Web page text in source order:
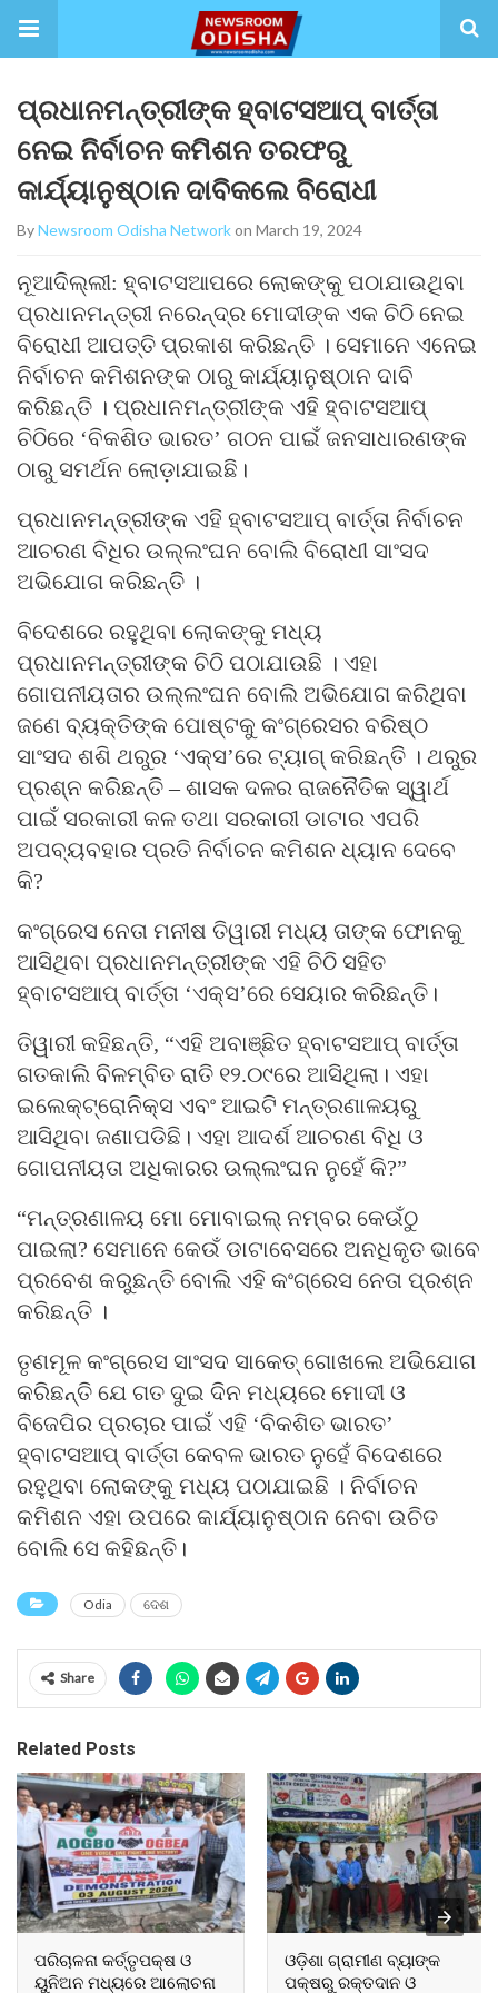
ପ୍ରଧାନମନ୍ତ୍ରୀଙ୍କ ହ୍ବାଟସଆପ୍ ବାର୍ତ୍ତା
ନେଇ ନିର୍ବାଚନ କମିଶନ ତରଫରୁ
କାର୍ଯ୍ୟାନୁଷ୍ଠାନ ଦାବିକଲେ ବିରୋଧୀ
ByNewsroom Odisha Networkon March 19, 2024
ନୂଆଦିଲ୍ଲୀ: ହ୍ବାଟସଆପରେ ଲୋକଙ୍କୁ ପଠାଯାଉଥିବା
ପ୍ରଧାନମନ୍ତ୍ରୀ ନରେନ୍ଦ୍ର ମୋଦୀଙ୍କ ଏକ ଚିଠି ନେଇ
ବିରୋଧୀ ଆପତ୍ତି ପ୍ରକାଶ କରିଛନ୍ତି । ସେମାନେ ଏନେଇ
ନିର୍ବାଚନ କମିଶନଙ୍କ ଠାରୁ କାର୍ଯ୍ୟାନୁଷ୍ଠାନ ଦାବି
କରିଛନ୍ତି । ପ୍ରଧାନମନ୍ତ୍ରୀଙ୍କ ଏହି ହ୍ବାଟସଆପ୍
ଚିଠିରେ ‘ବିକଶିତ ଭାରତ’ ଗଠନ ପାଇଁ ଜନସାଧାରଣଙ୍କ
ଠାରୁ ସମର୍ଥନ ଲୋଡ଼ାଯାଇଛି।
ପ୍ରଧାନମନ୍ତ୍ରୀଙ୍କ ଏହି ହ୍ବାଟସଆପ୍ ବାର୍ତ୍ତା ନିର୍ବାଚନ
ଆଚରଣ ବିଧିର ଉଲ୍ଲଂଘନ ବୋଲି ବିରୋଧୀ ସାଂସଦ
ଅଭିଯୋଗ କରିଛନ୍ତିି ।
ବିଦେଶରେ ରହୁଥିବା ଲୋକଙ୍କୁ ମଧ୍ୟ
ପ୍ରଧାନମନ୍ତ୍ରୀଙ୍କ ଚିଠି ପଠାଯାଉଛି । ଏହା
ଗୋପନୀୟତାର ଉଲ୍ଲଂଘନ ବୋଲି ଅଭିଯୋଗ କରିଥିବା
ଜଣେ ବ୍ୟକ୍ତିଙ୍କ ପୋଷ୍ଟକୁ କଂଗ୍ରେସର ବରିଷ୍ଠ
ସାଂସଦ ଶଶି ଥରୁର ‘ଏକ୍ସ’ରେ ଟ୍ୟାଗ୍ କରିଛନ୍ତିି । ଥରୁର
ପ୍ରଶ୍ନ କରିଛନ୍ତି – ଶାସକ ଦଳର ରାଜନୈତିକ ସ୍ୱାର୍ଥ
ପାଇଁ ସରକାରୀ କଳ ତଥା ସରକାରୀ ଡାଟାର ଏପରି
ଅପବ୍ୟବହାର ପ୍ରତି ନିର୍ବାଚନ କମିଶନ ଧ୍ୟାନ ଦେବେ
କି?
କଂଗ୍ରେସ ନେତା ମନୀଷ ତିୱାରୀ ମଧ୍ୟ ତାଙ୍କ ଫୋନକୁ
ଆସିଥିବା ପ୍ରଧାନମନ୍ତ୍ରୀଙ୍କ ଏହି ଚିଠି ସହିତ
ହ୍ବାଟସଆପ୍ ବାର୍ତ୍ତା ‘ଏକ୍ସ’ରେ ସେୟାର କରିଛନ୍ତି।
ତିୱାରୀ କହିଛନ୍ତି, “ଏହି ଅବାଞ୍ଛିତ ହ୍ବାଟସଆପ୍ ବାର୍ତ୍ତା
ଗତକାଲି ବିଳମ୍ବିତ ରାତି ୧୨.୦୯ରେ ଆସିଥିଲା। ଏହା
ଇଲେକ୍ଟ୍ରୋନିକ୍ସ ଏବଂ ଆଇଟି ମନ୍ତ୍ରଣାଳୟରୁ
ଆସିଥିବା ଜଣାପଡିଛି। ଏହା ଆଦର୍ଶ ଆଚରଣ ବିଧି ଓ
ଗୋପନୀୟତା ଅଧିକାରର ଉଲ୍ଲଂଘନ ନୁହେଁ କି?”
“ମନ୍ତ୍ରଣାଳୟ ମୋ ମୋବାଇଲ୍ ନମ୍ବର କେଉଁଠୁ
ପାଇଲା? ସେମାନେ କେଉଁ ଡାଟାବେସରେ ଅନଧିକୃତ ଭାବେ
ପ୍ରବେଶ କରୁଛନ୍ତି ବୋଲି ଏହି କଂଗ୍ରେସ ନେତା ପ୍ରଶ୍ନ
କରିଛନ୍ତି ।
ତୃଣମୂଳ କଂଗ୍ରେସ ସାଂସଦ ସାକେତ୍ ଗୋଖଲେ ଅଭିଯୋଗ
କରିଛନ୍ତି ଯେ ଗତ ଦୁଇ ଦିନ ମଧ୍ୟରେ ମୋଦୀ ଓ
ବିଜେପିର ପ୍ରଚାର ପାଇଁ ଏହି ‘ବିକଶିତ ଭାରତ’
ହ୍ବାଟସଆପ୍ ବାର୍ତ୍ତା କେବଳ ଭାରତ ନୁହେଁ ବିଦେଶରେ
ରହୁଥିବା ଲୋକଙ୍କୁ ମଧ୍ୟ ପଠାଯାଇଛି । ନିର୍ବାଚନ
କମିଶନ ଏହା ଉପରେ କାର୍ଯ୍ୟାନୁଷ୍ଠାନ ନେବା ଉଚିତ
ବୋଲି ସେ କହିଛନ୍ତି।
Odia ଦେଶ
Share
Related Posts
ପରିଚାଳନା କର୍ତ୍ତୃପକ୍ଷ ଓ
ୟୁନିଅନ ମଧ୍ୟରେ ଆଲୋଚନା
ଓଡ଼ିଶା ଗ୍ରାମୀଣ ବ୍ୟାଙ୍କ
ପକ୍ଷରୁ ରକ୍ତଦାନ ଓ